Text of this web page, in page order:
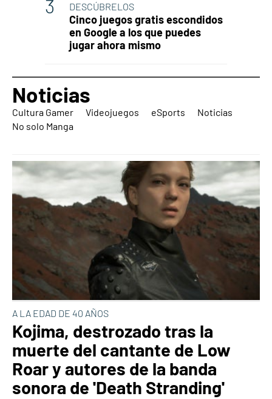
DESCÚBRELOS
Cinco juegos gratis escondidos
en Google a los que puedes
jugar ahora mismo
Noticias
Cultura Gamer Videojuegos eSports
Noticias
No solo Manga
A LA EDAD DE 40 AÑOS
Kojima, destrozado tras la
muerte del cantante de Low
Roar y autores de la banda
sonora de 'Death Stranding'